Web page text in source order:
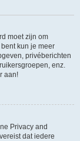
moet zijn om
kun je meer
privéberichten
enz.
aan!
Privacy and
dat iedere